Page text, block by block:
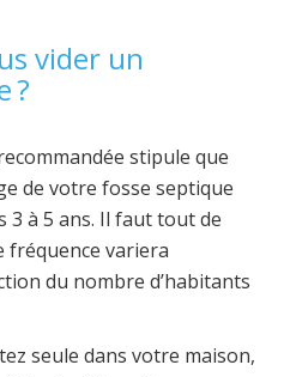
vider un
?
stipule que
de votre fosse septique
3 à 5 ans. Il faut tout de
fréquence variera
du nombre d’habitants
seule dans votre maison,